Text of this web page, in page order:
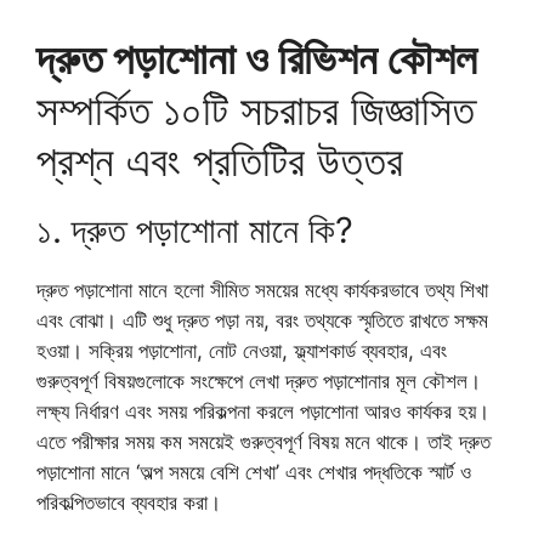
দ্রুত পড়াশোনা ও রিভিশন কৌশল
সম্পর্কিত ১০টি সচরাচর জিজ্ঞাসিত
প্রশ্ন এবং প্রতিটির উত্তর
১. দ্রুত পড়াশোনা মানে কি?
দ্রুত পড়াশোনা মানে হলো সীমিত সময়ের মধ্যে কার্যকরভাবে তথ্য শিখা
এবং বোঝা। এটি শুধু দ্রুত পড়া নয়, বরং তথ্যকে স্মৃতিতে রাখতে সক্ষম
হওয়া। সক্রিয় পড়াশোনা, নোট নেওয়া, ফ্ল্যাশকার্ড ব্যবহার, এবং
গুরুত্বপূর্ণ বিষয়গুলোকে সংক্ষেপে লেখা দ্রুত পড়াশোনার মূল কৌশল।
লক্ষ্য নির্ধারণ এবং সময় পরিকল্পনা করলে পড়াশোনা আরও কার্যকর হয়।
এতে পরীক্ষার সময় কম সময়েই গুরুত্বপূর্ণ বিষয় মনে থাকে। তাই দ্রুত
পড়াশোনা মানে ‘অল্প সময়ে বেশি শেখা’ এবং শেখার পদ্ধতিকে স্মার্ট ও
পরিকল্পিতভাবে ব্যবহার করা।